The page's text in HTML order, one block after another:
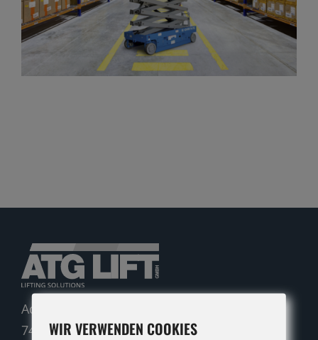
Gelenkteleskopbühnen
Teleskopbühnen
Adolf-Heim-Straße 14
74321 Bietigheim-Bissingen
WIR VERWENDEN COOKIES